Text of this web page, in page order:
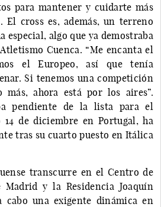
para mantener y cuidarte más
El cross es, además, un terreno
especial, algo que ya demostraba
Cuenca. “Me encanta el
el Europeo, así que tenía
Si tenemos una competición
más, ahora está por los aires”.
pendiente de la lista para el
de diciembre en Portugal, ha
tras su cuarto puesto en Itálica
transcurre en el Centro de
y la Residencia Joaquín
cabo una exigente dinámica en